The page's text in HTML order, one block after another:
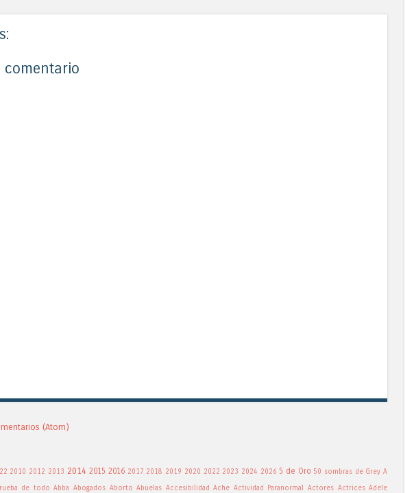
comentario
(Atom)
2010 2012 2013 2014 2015 2016 2017 2018 2019 2020 2022 2023 2024 2026 5 de Oro 50 sombras de Grey A
de todo Abba Abogados Aborto Abuelas Accesibilidad Ache Actividad Paranormal Actores Actrices Adele